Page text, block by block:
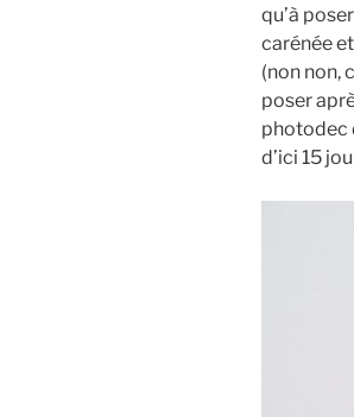
qu’à
carénée
(non non,
poser
photodec
d’ici 15